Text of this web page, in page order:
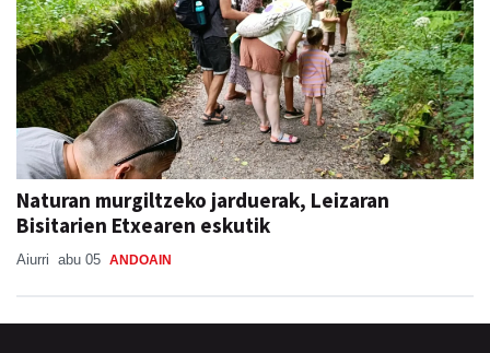
Naturan murgiltzeko jarduerak, Leizaran
Bisitarien Etxearen eskutik
Aiurri abu 05 ANDOAIN